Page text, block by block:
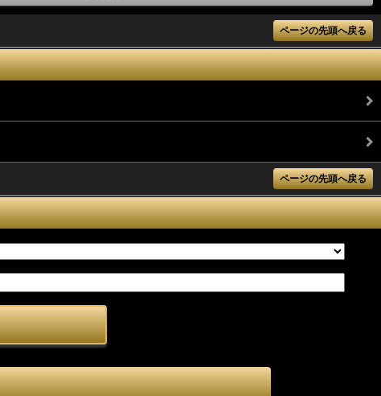
ページの先頭へ戻る
ページの先頭へ戻る